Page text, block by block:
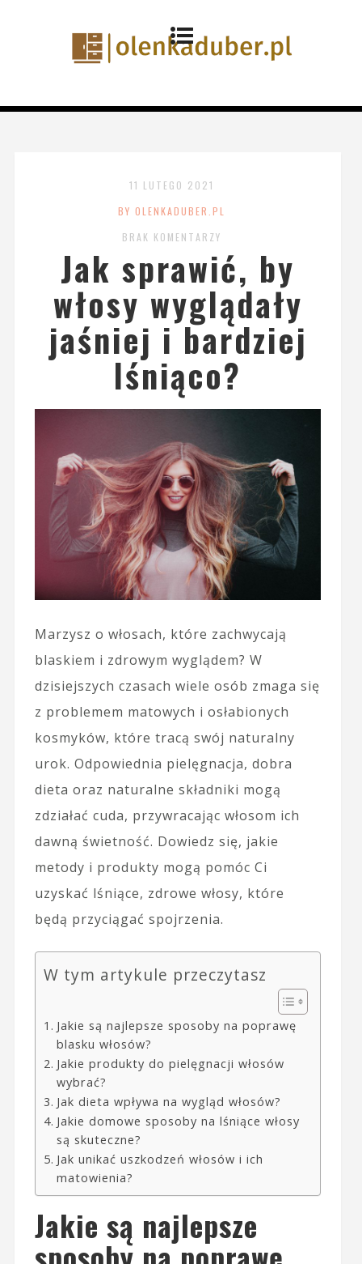
11 LUTEGO 2021
BY OLENKADUBER.PL
BRAK KOMENTARZY
Jak sprawić, by
włosy wyglądały
jaśniej i bardziej
lśniąco?
Marzysz o włosach, które zachwycają
blaskiem i zdrowym wyglądem? W
dzisiejszych czasach wiele osób zmaga się
z problemem matowych i osłabionych
kosmyków, które tracą swój naturalny
urok. Odpowiednia pielęgnacja, dobra
dieta oraz naturalne składniki mogą
zdziałać cuda, przywracając włosom ich
dawną świetność. Dowiedz się, jakie
metody i produkty mogą pomóc Ci
uzyskać lśniące, zdrowe włosy, które
będą przyciągać spojrzenia.
W tym artykule przeczytasz
Jakie są najlepsze sposoby na poprawę
blasku włosów?
Jakie produkty do pielęgnacji włosów
wybrać?
Jak dieta wpływa na wygląd włosów?
Jakie domowe sposoby na lśniące włosy
są skuteczne?
Jak unikać uszkodzeń włosów i ich
matowienia?
Jakie są najlepsze